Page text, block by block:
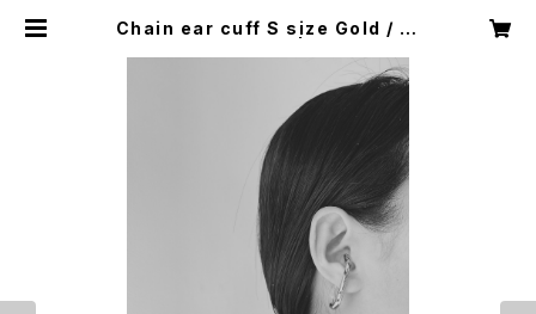
Chain ear cuff S size Gold / Pl